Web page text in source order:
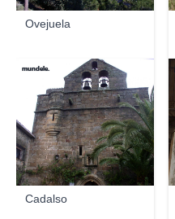
Ovejuela
Cadalso
mundele.